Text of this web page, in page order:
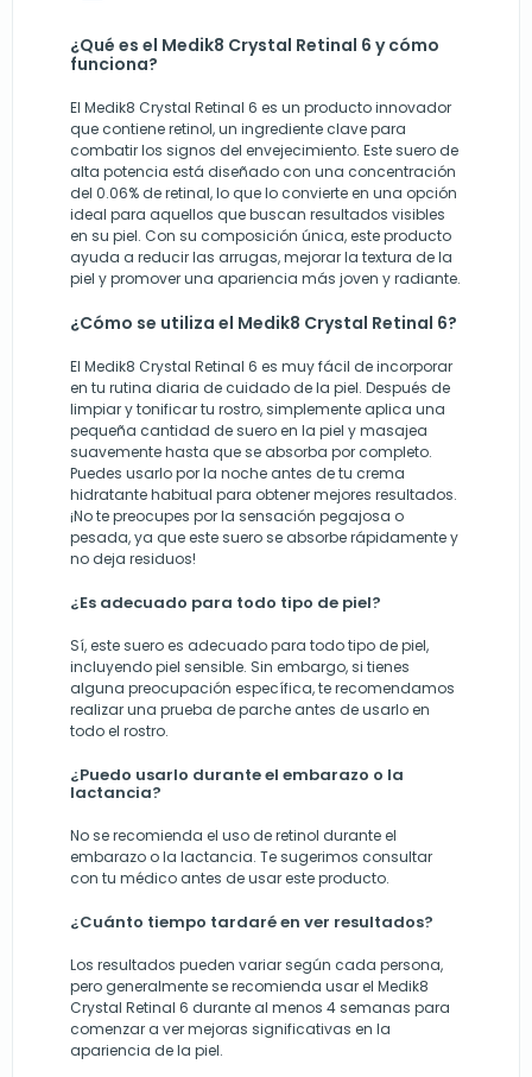
¿Qué es el Medik8 Crystal Retinal 6 y cómo
funciona?
El Medik8 Crystal Retinal 6 es un producto innovador
que contiene retinol, un ingrediente clave para
combatir los signos del envejecimiento. Este suero de
alta potencia está diseñado con una concentración
del 0.06% de retinal, lo que lo convierte en una opción
ideal para aquellos que buscan resultados visibles
en su piel. Con su composición única, este producto
ayuda a reducir las arrugas, mejorar la textura de la
piel y promover una apariencia más joven y radiante.
¿Cómo se utiliza el Medik8 Crystal Retinal 6?
El Medik8 Crystal Retinal 6 es muy fácil de incorporar
en tu rutina diaria de cuidado de la piel. Después de
limpiar y tonificar tu rostro, simplemente aplica una
pequeña cantidad de suero en la piel y masajea
suavemente hasta que se absorba por completo.
Puedes usarlo por la noche antes de tu crema
hidratante habitual para obtener mejores resultados.
¡No te preocupes por la sensación pegajosa o
pesada, ya que este suero se absorbe rápidamente y
no deja residuos!
¿Es adecuado para todo tipo de piel?
Sí, este suero es adecuado para todo tipo de piel,
incluyendo piel sensible. Sin embargo, si tienes
alguna preocupación específica, te recomendamos
realizar una prueba de parche antes de usarlo en
todo el rostro.
¿Puedo usarlo durante el embarazo o la
lactancia?
No se recomienda el uso de retinol durante el
embarazo o la lactancia. Te sugerimos consultar
con tu médico antes de usar este producto.
¿Cuánto tiempo tardaré en ver resultados?
Los resultados pueden variar según cada persona,
pero generalmente se recomienda usar el Medik8
Crystal Retinal 6 durante al menos 4 semanas para
comenzar a ver mejoras significativas en la
apariencia de la piel.